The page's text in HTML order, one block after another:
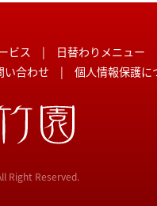
ビス | 日替わりメニュー
い合わせ | 個人情報保護に
Right Reserved.